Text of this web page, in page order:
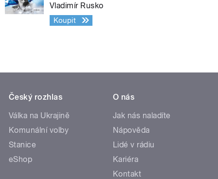
Vladimír Rusko
Koupit
Český rozhlas
Válka na Ukrajině
Komunální volby
Stanice
eShop
O nás
Jak nás naladíte
Nápověda
Lidé v rádiu
Kariéra
Kontakt